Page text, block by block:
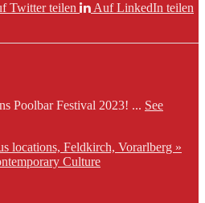
Twitter teilen
Auf LinkedIn teilen
Poolbar Festival 2023! ... See
locations, Feldkirch, Vorarlberg »
Culture